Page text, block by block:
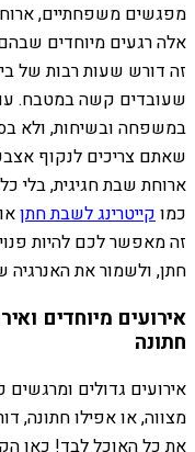
מפגשים משפחתיים,
אלה רגעים מיוחדים
זה דורש שעות רבות של
שעובדים קשה במטבח. עם
במשפחה ובשיחות, ולא
שאתם צריכים לנקוף
ארוחת שבת חגיגית, בלי
כמוקייטרינג לשבת חתן
זה מאפשר לכם להיות
חתן, ולשמור את
אירועים מיוחדים
חתונה
אירועים גדולים ומרגשים
מצווה, או אפילו חתונה,
את כל האוכל לבד! כאן